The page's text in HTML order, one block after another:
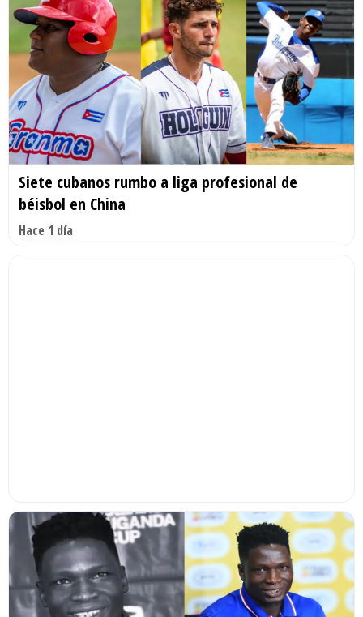
Siete cubanos rumbo a liga profesional de
béisbol en China
Hace 1 día